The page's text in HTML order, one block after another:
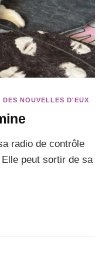
DES NOUVELLES D'EUX
radio de contrôle
peut sortir de sa